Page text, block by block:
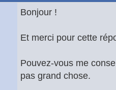
Bonjour !
Et merci pour cette
Pouvez-vous me
pas grand chose.